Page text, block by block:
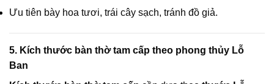
Ưu tiên bày hoa tươi, trái cây sạch, tránh đồ giả.
5. Kích thước bàn thờ tam cấp theo phong thủy Lỗ
Ban